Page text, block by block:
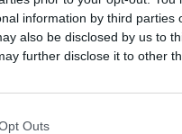
information by third parties
also be disclosed by us to
further disclose it to other
Outs